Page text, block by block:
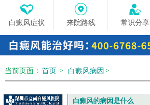
白癜风症状 来院路线 常识分享
当前页面： 首页 > 白癜风病因 >
白癜风的病因是什么